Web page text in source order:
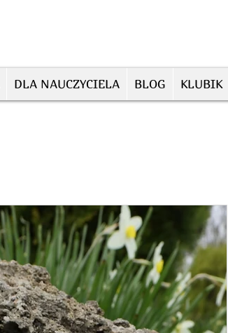
DLA NAUCZYCIELA BLOG KLUBIK